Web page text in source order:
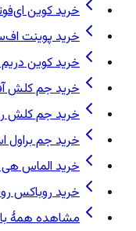
خرید کوین
خرید پوینت
خرید کوین
خرید جم کلش
خرید جم کلش
خرید جم براول
خرید الماس
خرید روباکس
مشاهده همهٔ